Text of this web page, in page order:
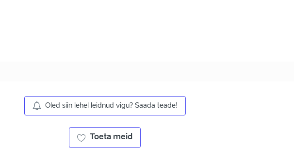
Oled siin lehel leidnud vigu? Saada teade!
Toeta meid